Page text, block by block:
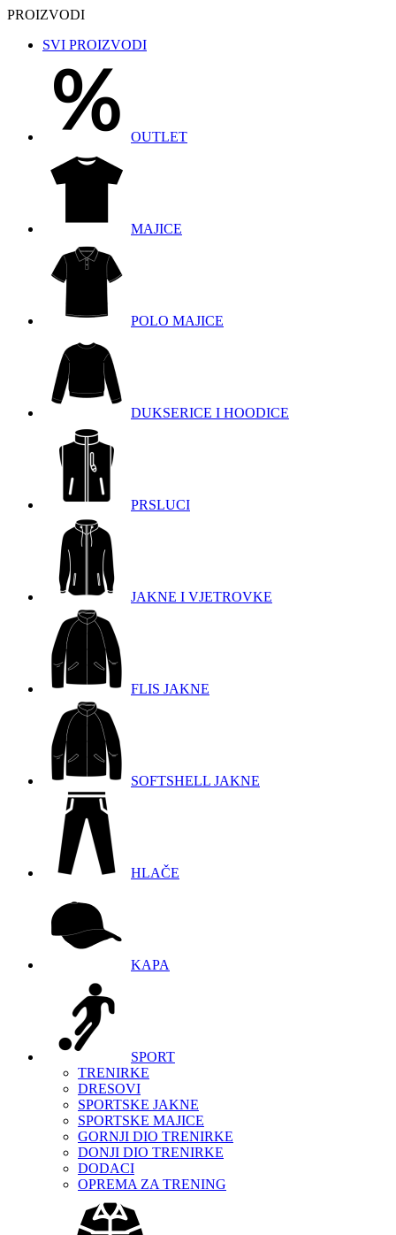
PROIZVODI
SVI PROIZVODI
OUTLET
MAJICE
POLO MAJICE
DUKSERICE I HOODICE
PRSLUCI
JAKNE I VJETROVKE
FLIS JAKNE
SOFTSHELL JAKNE
HLAČE
KAPA
SPORT
TRENIRKE
DRESOVI
SPORTSKE JAKNE
SPORTSKE MAJICE
GORNJI DIO TRENIRKE
DONJI DIO TRENIRKE
DODACI
OPREMA ZA TRENING